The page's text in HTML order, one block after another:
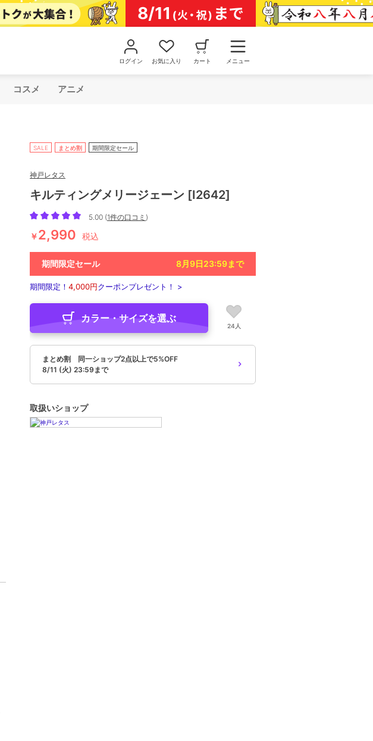
ログイン お気に入り カート メニュー
コスメ アニメ
SALE まとめ割 期間限定セール
神戸レタス
キルティングメリージェーン [I2642]
5.00 (1件の口コミ )
￥2,990 税込
期間限定セール 8月9日23:59まで
期間限定！ 4,000円クーポンプレゼント！ >
カラー・サイズを選ぶ
24人
まとめ割 同一ショップ2点以上で5%OFF
8/11 (火) 23:59まで
取扱いショップ